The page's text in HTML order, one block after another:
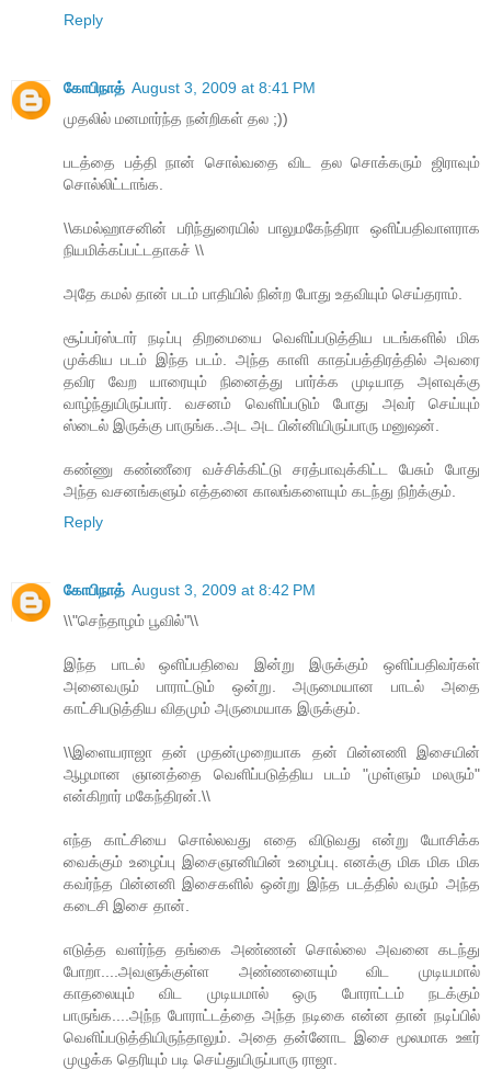
Reply
கோபிநாத் August 3, 2009 at 8:41 PM
முதலில் மனமார்ந்த நன்றிகள் தல ;))
படத்தை பத்தி நான் சொல்வதை விட தல சொக்கரும் ஜிராவும்
சொல்லிட்டாங்க.
\\கமல்ஹாசனின் பரிந்துரையில் பாலுமகேந்திரா ஒளிப்பதிவாளராக
நியமிக்கப்பட்டதாகச் \\
அதே கமல் தான் படம் பாதியில் நின்ற போது உதவியும் செய்தராம்.
சூப்பர்ஸ்டார் நடிப்பு திறமையை வெளிப்படுத்திய படங்களில் மிக
முக்கிய படம் இந்த படம். அந்த காளி காதப்பத்திரத்தில் அவரை
தவிர வேற யாரையும் நினைத்து பார்க்க முடியாத அளவுக்கு
வாழ்ந்துயிருப்பார். வசனம் வெளிப்படும் போது அவர் செய்யும்
ஸ்டைல் இருக்கு பாருங்க..அட அட பின்னியிருப்பாரு மனுஷன்.
கண்ணு கண்ணீரை வச்சிக்கிட்டு சரத்பாவுக்கிட்ட பேசும் போது
அந்த வசனங்களும் எத்தனை காலங்களையும் கடந்து நிற்க்கும்.
Reply
கோபிநாத் August 3, 2009 at 8:42 PM
\\"செந்தாழம் பூவில்"\\
இந்த பாடல் ஒளிப்பதிவை இன்று இருக்கும் ஒளிப்பதிவர்கள்
அனைவரும் பாராட்டும் ஒன்று. அருமையான பாடல் அதை
காட்சிபடுத்திய விதமும் அருமையாக இருக்கும்.
\\இளையராஜா தன் முதன்முறையாக தன் பின்னணி இசையின்
ஆழமான ஞானத்தை வெளிப்படுத்திய படம் "முள்ளும் மலரும்"
என்கிறார் மகேந்திரன்.\\
எந்த காட்சியை சொல்லவது எதை விடுவது என்று யோசிக்க
வைக்கும் உழைப்பு இசைஞானியின் உழைப்பு. எனக்கு மிக மிக மிக
கவர்ந்த பின்னனி இசைகளில் ஒன்று இந்த படத்தில் வரும் அந்த
கடைசி இசை தான்.
எடுத்த வளர்ந்த தங்கை அண்ணன் சொல்லை அவனை கடந்து
போறா....அவளுக்குள்ள அண்ணனையும் விட முடியமால்
காதலையும் விட முடியமால் ஒரு போராட்டம் நடக்கும்
பாருங்க....அந்ந போராட்டத்தை அந்த நடிகை என்ன தான் நடிப்பில்
வெளிப்படுத்தியிருந்தாலும். அதை தன்னோட இசை மூலமாக ஊர்
முழுக்க தெரியும் படி செய்துயிருப்பாரு ராஜா.